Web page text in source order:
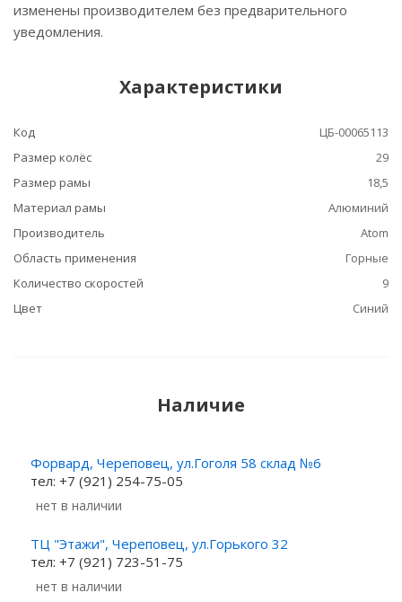
изменены производителем без предварительного
уведомления.
Характеристики
Код
ЦБ-00065113
Размер колёс
29
Размер рамы
18,5
Материал рамы
Алюминий
Производитель
Atom
Область применения
Горные
Количество скоростей
9
Цвет
Синий
Наличие
Форвард, Череповец, ул.Гоголя 58 склад №6
тел: +7 (921) 254-75-05
Нет в наличии
ТЦ "Этажи", Череповец, ул.Горького 32
тел: +7 (921) 723-51-75
Нет в наличии